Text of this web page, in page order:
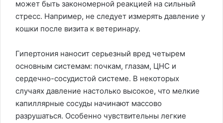
может быть закономерной реакцией на сильный
стресс. Например, не следует измерять давление у
кошки после визита к ветеринару.
Гипертония наносит серьезный вред четырем
основным системам: почкам, глазам, ЦНС и
сердечно-сосудистой системе. В некоторых
случаях давление настолько высокое, что мелкие
капиллярные сосуды начинают массово
разрушаться. Особенно чувствительны легкие